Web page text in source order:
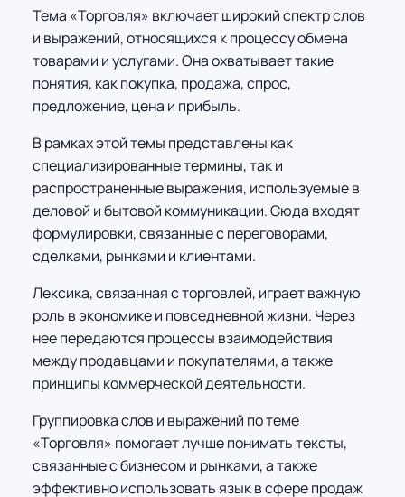
Тема «Торговля» включает широкий спектр слов
и выражений, относящихся к процессу обмена
товарами и услугами. Она охватывает такие
понятия, как покупка, продажа, спрос,
предложение, цена и прибыль.
В рамках этой темы представлены как
специализированные термины, так и
распространенные выражения, используемые в
деловой и бытовой коммуникации. Сюда входят
формулировки, связанные с переговорами,
сделками, рынками и клиентами.
Лексика, связанная с торговлей, играет важную
роль в экономике и повседневной жизни. Через
нее передаются процессы взаимодействия
между продавцами и покупателями, а также
принципы коммерческой деятельности.
Группировка слов и выражений по теме
«Торговля» помогает лучше понимать тексты,
связанные с бизнесом и рынками, а также
эффективно использовать язык в сфере продаж